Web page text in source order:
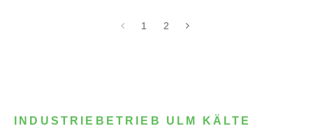
1 2
INDUSTRIEBETRIEB ULM KÄLTE